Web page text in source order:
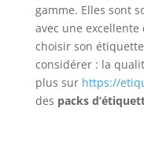
gamme. Elles sont
avec une
choisir son
considérer : la
plus sur https://
des packs